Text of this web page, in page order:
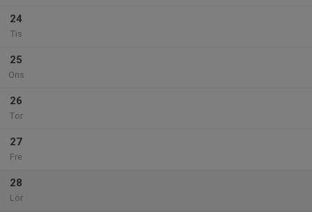
24
Tis
25
Ons
26
Tor
27
Fre
28
Lör